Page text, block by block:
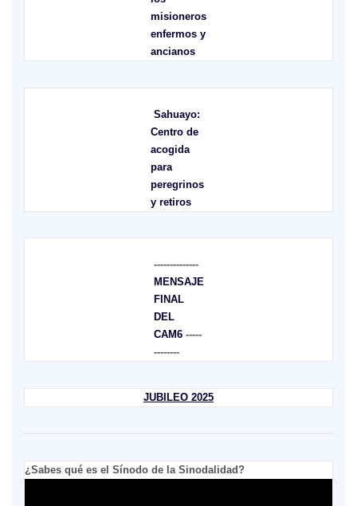
misioneros
enfermos y
ancianos
Sahuayo:
Centro de
acogida
para
peregrinos
y retiros
--------------
MENSAJE
FINAL
DEL
CAM6-----
--------
JUBILEO 2025
¿Sabes qué es el Sínodo de la Sinodalidad?